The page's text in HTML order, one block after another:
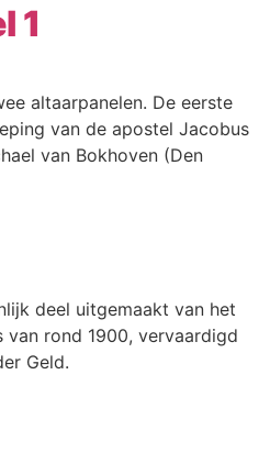
1
altaarpanelen. De eerste
van de apostel Jacobus
van Bokhoven (Den
deel uitgemaakt van het
van rond 1900, vervaardigd
Geld.